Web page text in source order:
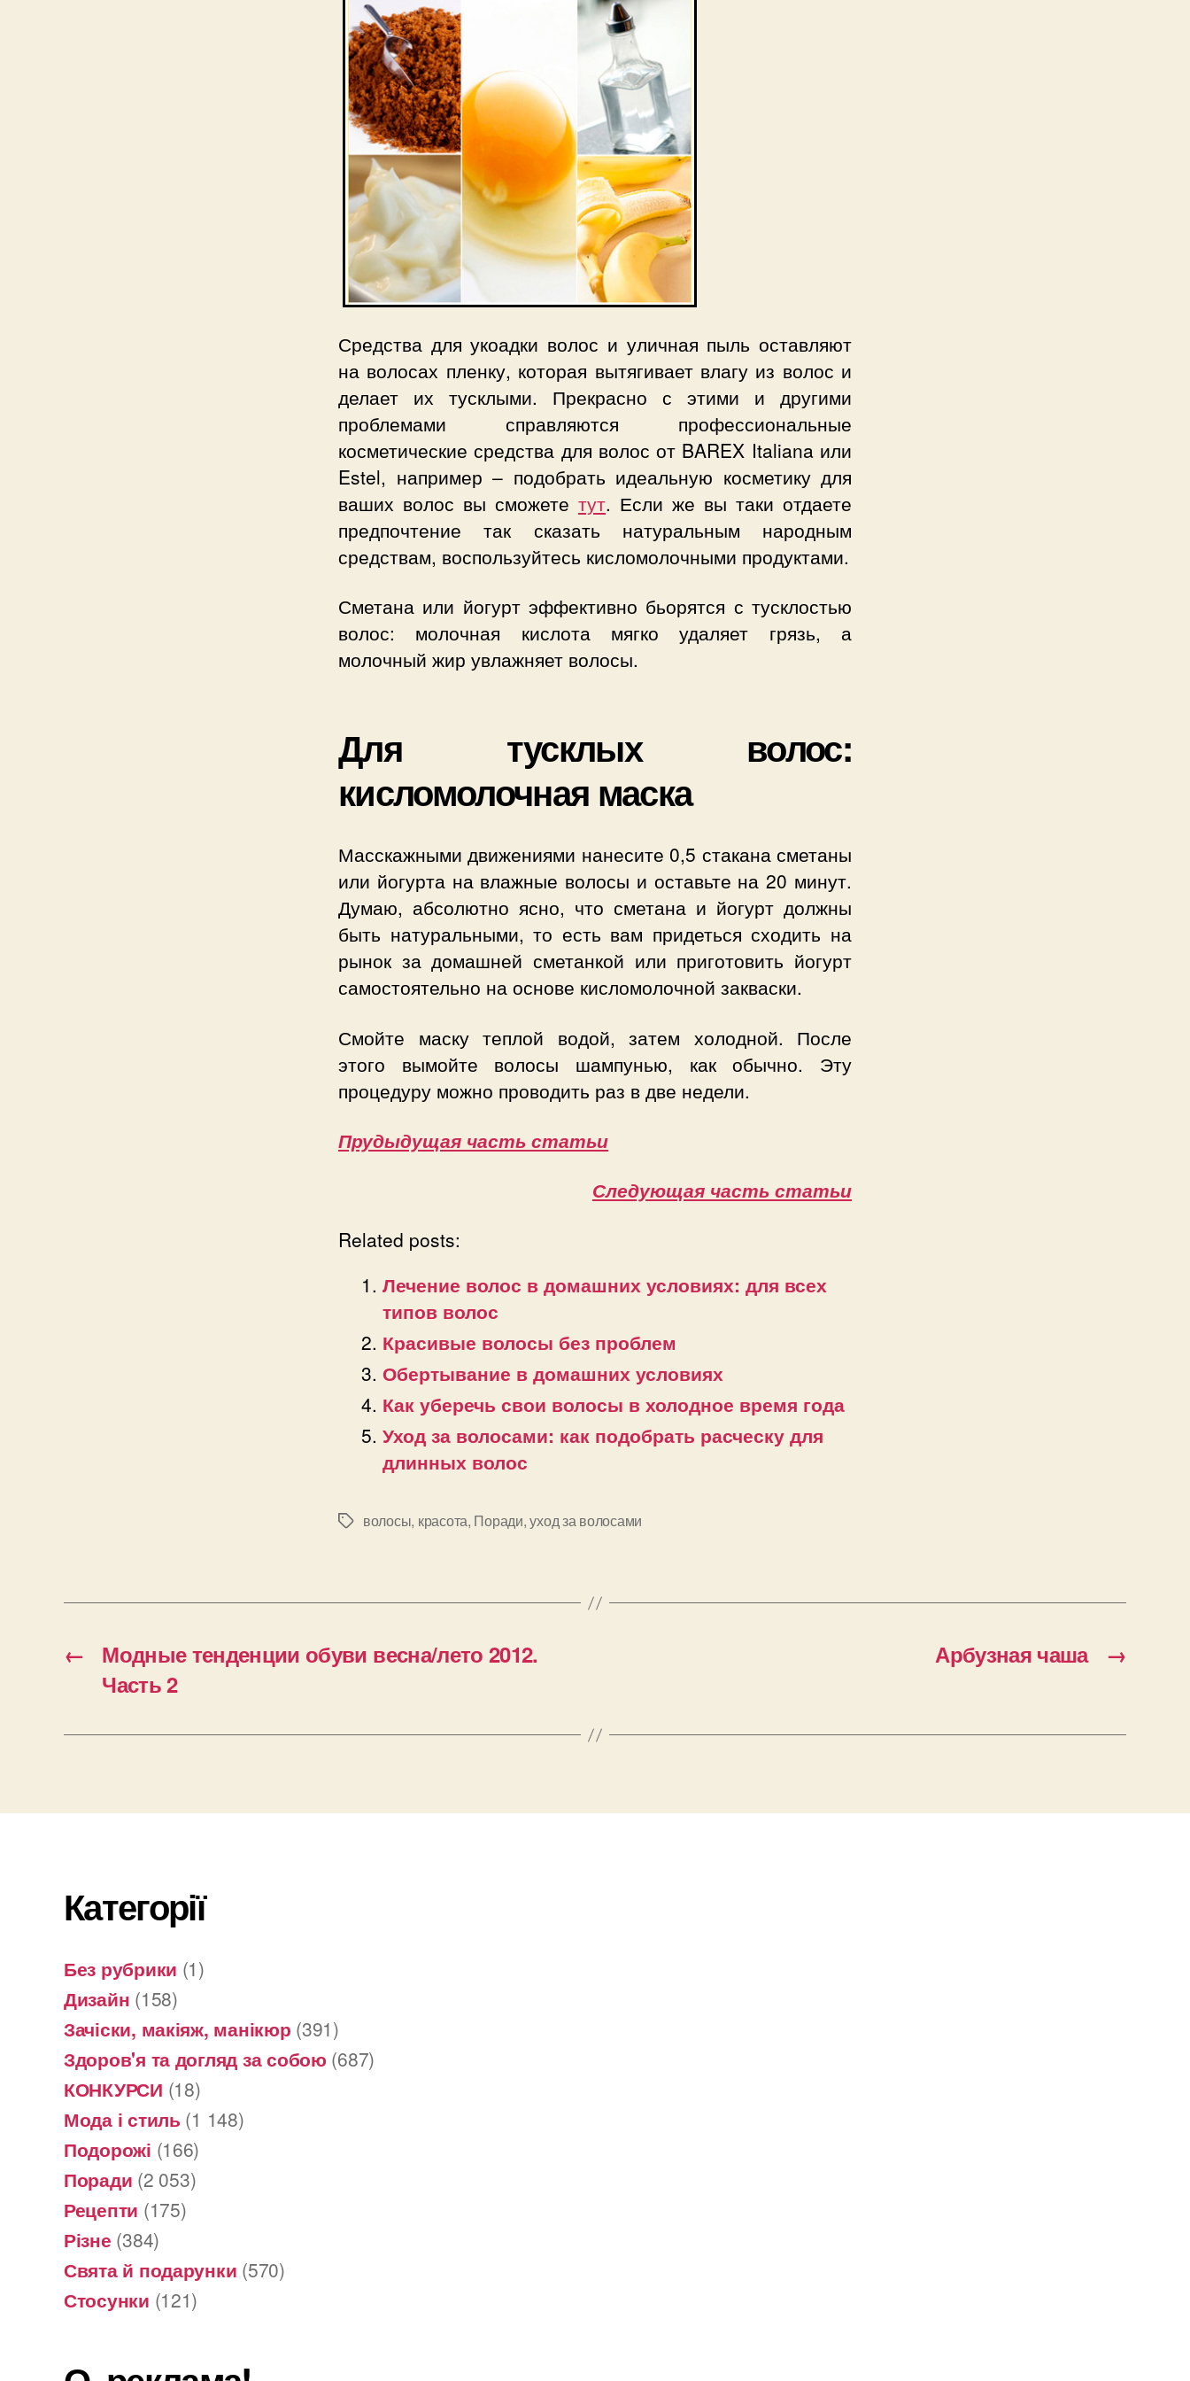
Средства для укоадки волос и уличная пыль оставляют
на волосах пленку, которая вытягивает влагу из волос и
делает их тусклыми. Прекрасно с этими и другими
проблемами справляются профессиональные
косметические средства для волос от BAREX Italiana или
Estel, например – подобрать идеальную косметику для
ваших волос вы сможете тут. Если же вы таки отдаете
предпочтение так сказать натуральным народным
средствам, воспользуйтесь кисломолочными продуктами.
Сметана или йогурт эффективно бьорятся с тусклостью
волос: молочная кислота мягко удаляет грязь, а
молочный жир увлажняет волосы.
Для тусклых волос:
кисломолочная маска
Масскажными движениями нанесите 0,5 стакана сметаны
или йогурта на влажные волосы и оставьте на 20 минут.
Думаю, абсолютно ясно, что сметана и йогурт должны
быть натуральными, то есть вам придеться сходить на
рынок за домашней сметанкой или приготовить йогурт
самостоятельно на основе кисломолочной закваски.
Смойте маску теплой водой, затем холодной. После
этого вымойте волосы шампунью, как обычно. Эту
процедуру можно проводить раз в две недели.
Прудыдущая часть статьи
Следующая часть статьи
Related posts:
Лечение волос в домашних условиях: для всех
типов волос
Красивые волосы без проблем
Обертывание в домашних условиях
Как уберечь свои волосы в холодное время года
Уход за волосами: как подобрать расческу для
длинных волос
Позначки
волосы, красота, Поради,уход за волосами
←
Модные тенденции обуви весна/лето 2012.
Часть 2
→
Арбузная чаша
Категорії
Без рубрики (1)
Дизайн (158)
Зачіски, макіяж, манікюр (391)
Здоров'я та догляд за собою (687)
КОНКУРСИ (18)
Мода і стиль (1 148)
Подорожі (166)
Поради (2 053)
Рецепти (175)
Різне (384)
Свята й подарунки (570)
Стосунки (121)